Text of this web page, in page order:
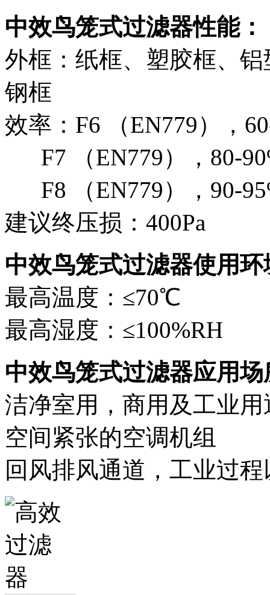
中效鸟笼式过滤器性能：
外框：纸框、塑胶框、
钢框
效率：F6 （EN779），
F7 （EN779），80-
F8 （EN779），90-
建议终压损：400Pa
中效鸟笼式过滤器使用环
最高温度：≤70℃
最高湿度：≤100%RH
中效鸟笼式过滤器应用场
洁净室用，商用及工业
空间紧张的空调机组
回风排风通道，工业过